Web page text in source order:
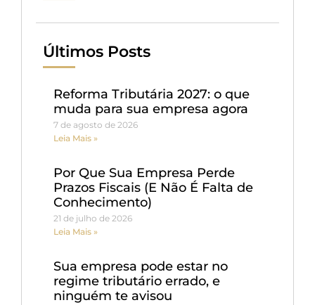
Últimos Posts
Reforma Tributária 2027: o que
muda para sua empresa agora
7 de agosto de 2026
Leia Mais »
Por Que Sua Empresa Perde
Prazos Fiscais (E Não É Falta de
Conhecimento)
21 de julho de 2026
Leia Mais »
Sua empresa pode estar no
regime tributário errado, e
ninguém te avisou